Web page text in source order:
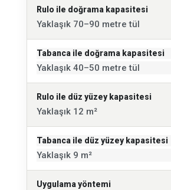
Rulo ile doğrama kapasitesi
Yaklaşık 70–90 metre tül
Tabanca ile doğrama kapasitesi
Yaklaşık 40–50 metre tül
Rulo ile düz yüzey kapasitesi
Yaklaşık 12 m²
Tabanca ile düz yüzey kapasitesi
Yaklaşık 9 m²
Uygulama yöntemi